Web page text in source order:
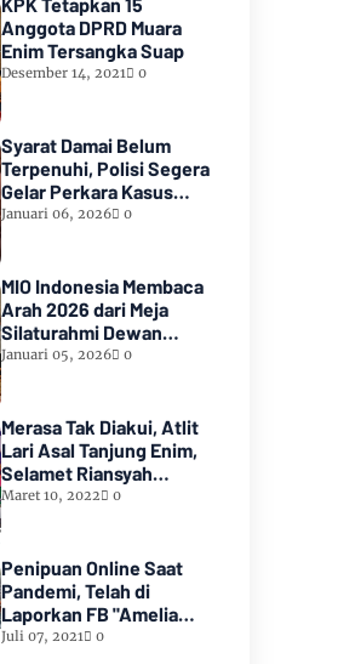
Anggota DPRD Muara
Enim Tersangka Suap
Desember 14, 2021 0
Syarat Damai Belum
Terpenuhi, Polisi Segera
Gelar Perkara Kasus
Dugaan Perzinaan Inara
Januari 06, 2026 0
MIO Indonesia Membaca
Arah 2026 dari Meja
Silaturahmi Dewan
Kehormatan
Januari 05, 2026 0
Merasa Tak Diakui, Atlit
Lari Asal Tanjung Enim,
Selamet Riansyah
Sukses di Papua dan
Maret 10, 2022 0
Penipuan Online Saat
Pandemi, Telah di
Laporkan FB "Amelia
Achmad"
Juli 07, 2021 0